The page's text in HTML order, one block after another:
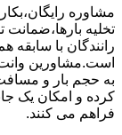
مشاوره
تخلیه بارها،ضمانت
رانندگان با
است.مشاورین
به حجم بار و
کرده و امکان یک
فراهم می کنند.